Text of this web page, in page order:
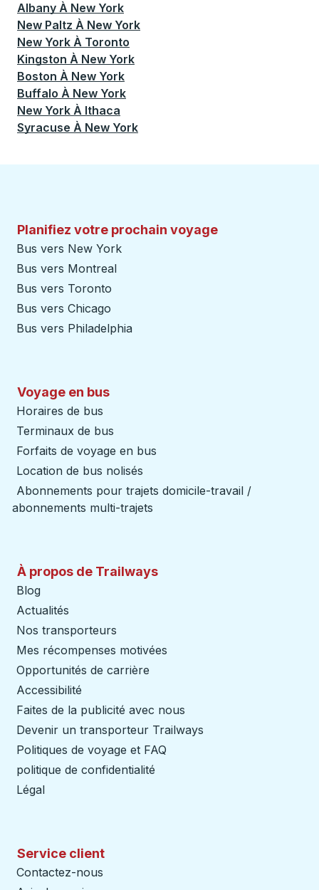
Albany À New York
New Paltz À New York
New York À Toronto
Kingston À New York
Boston À New York
Buffalo À New York
New York À Ithaca
Syracuse À New York
Planifiez votre prochain voyage
Bus vers New York
Bus vers Montreal
Bus vers Toronto
Bus vers Chicago
Bus vers Philadelphia
Voyage en bus
Horaires de bus
Terminaux de bus
Forfaits de voyage en bus
Location de bus nolisés
Abonnements pour trajets domicile-travail /
abonnements multi-trajets
À propos de Trailways
Blog
Actualités
Nos transporteurs
Mes récompenses motivées
Opportunités de carrière
Accessibilité
Faites de la publicité avec nous
Devenir un transporteur Trailways
Politiques de voyage et FAQ
politique de confidentialité
Légal
Service client
Contactez-nous